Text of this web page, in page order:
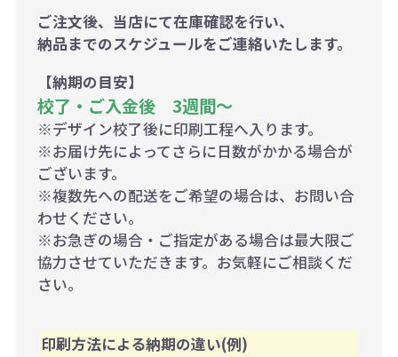
ご注文後、当店にて在庫確認を行い、
納品までのスケジュールをご連絡いたします。
【納期の目安】
校了・ご入金後 3週間～
※デザイン校了後に印刷工程へ入ります。
※お届け先によってさらに日数がかかる場合が
ございます。
※複数先への配送をご希望の場合は、お問い合
わせください。
※お急ぎの場合・ご指定がある場合は最大限ご
協力させていただきます。お気軽にご相談くだ
さい。
印刷方法による納期の違い(例)